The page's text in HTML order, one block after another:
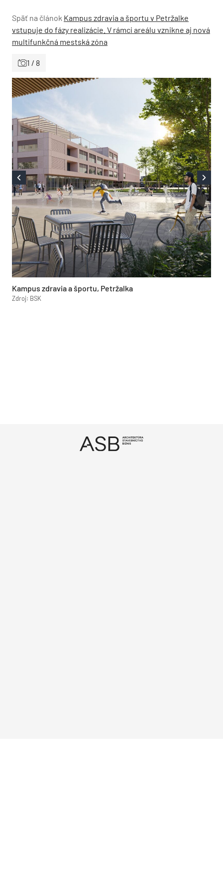
Späť na článok Kampus zdravia a športu v Petržalke
vstupuje do fázy realizácie. V rámci areálu vznikne aj nová
multifunkčná mestská zóna
1 / 8
Kampus zdravia a športu, Petržalka
Zdroj: BSK